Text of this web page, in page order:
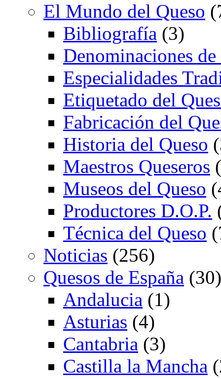
El Mundo del Queso
Bibliografía (3)
Denominaciones
Especialidades
Etiquetado del
Fabricación del
Historia del Queso
Maestros Queseros
Museos del Queso
Productores D.O.P.
Técnica del Queso
Noticias (256)
Quesos de España (30)
Andalucia (1)
Asturias (4)
Cantabria (3)
Castilla la Mancha